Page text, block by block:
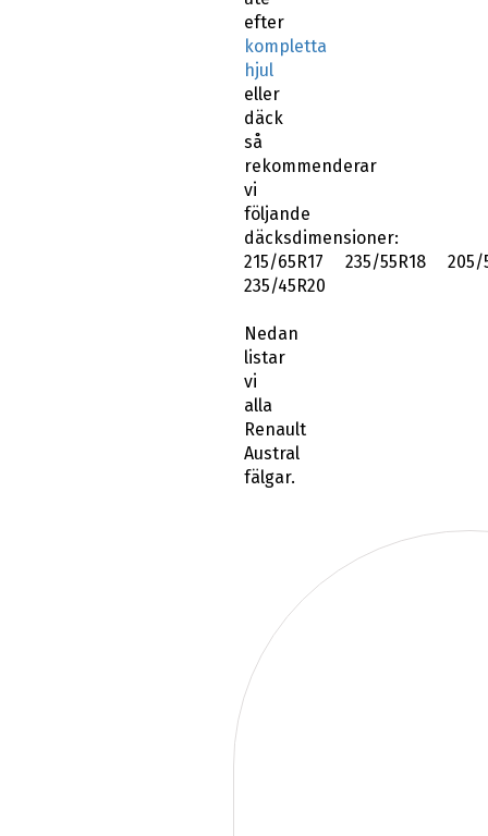
efter
kompletta
hjul
eller
däck
så
rekommenderar
vi
följande
däcksdimensioner:
215/65R17 235/55R18 205/
235/45R20
Nedan
listar
vi
alla
Renault
Austral
fälgar.